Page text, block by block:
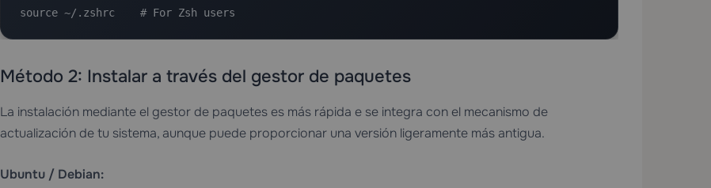
source ~/.zshrc    # For Zsh users
Método 2: Instalar a través del gestor de paquetes
La instalación mediante el gestor de paquetes es más rápida e se integra con el mecanismo de
actualización de tu sistema, aunque puede proporcionar una versión ligeramente más antigua.
Ubuntu / Debian: